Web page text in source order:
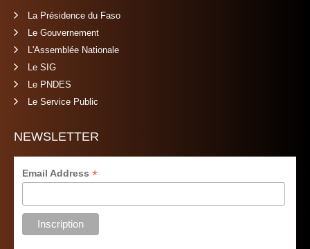
La Présidence du Faso
Le Gouvernement
L'Assemblée Nationale
Le SIG
Le PNDES
Le Service Public
NEWSLETTER
Email Address*